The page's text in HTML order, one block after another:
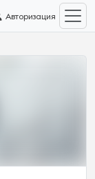
Авторизация